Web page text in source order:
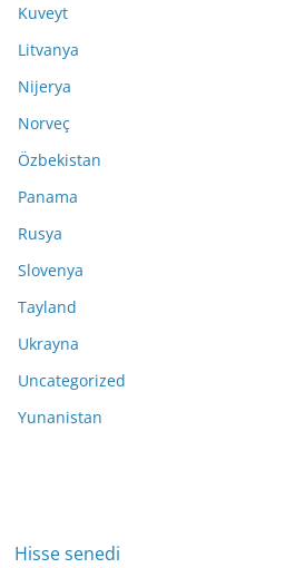
Kuveyt
Litvanya
Nijerya
Norveç
Özbekistan
Panama
Rusya
Slovenya
Tayland
Ukrayna
Uncategorized
Yunanistan
Hisse senedi